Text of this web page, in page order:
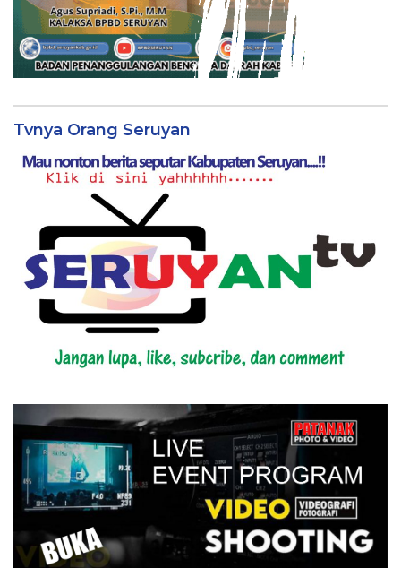
Tvnya Orang Seruyan